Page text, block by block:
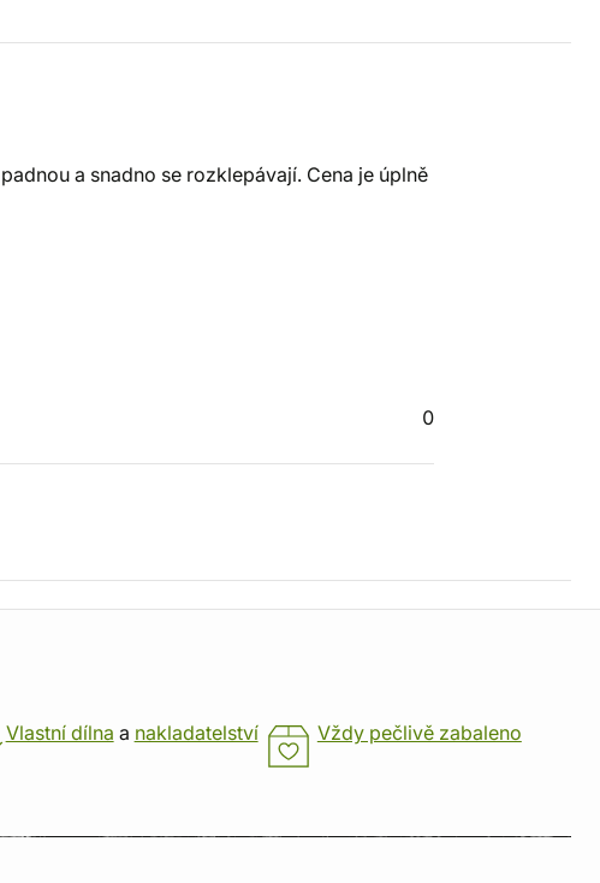
a snadno se rozklepávají. Cena je úplně
0
Vlastní dílna a nakladatelství Vždy pečlivě zabaleno